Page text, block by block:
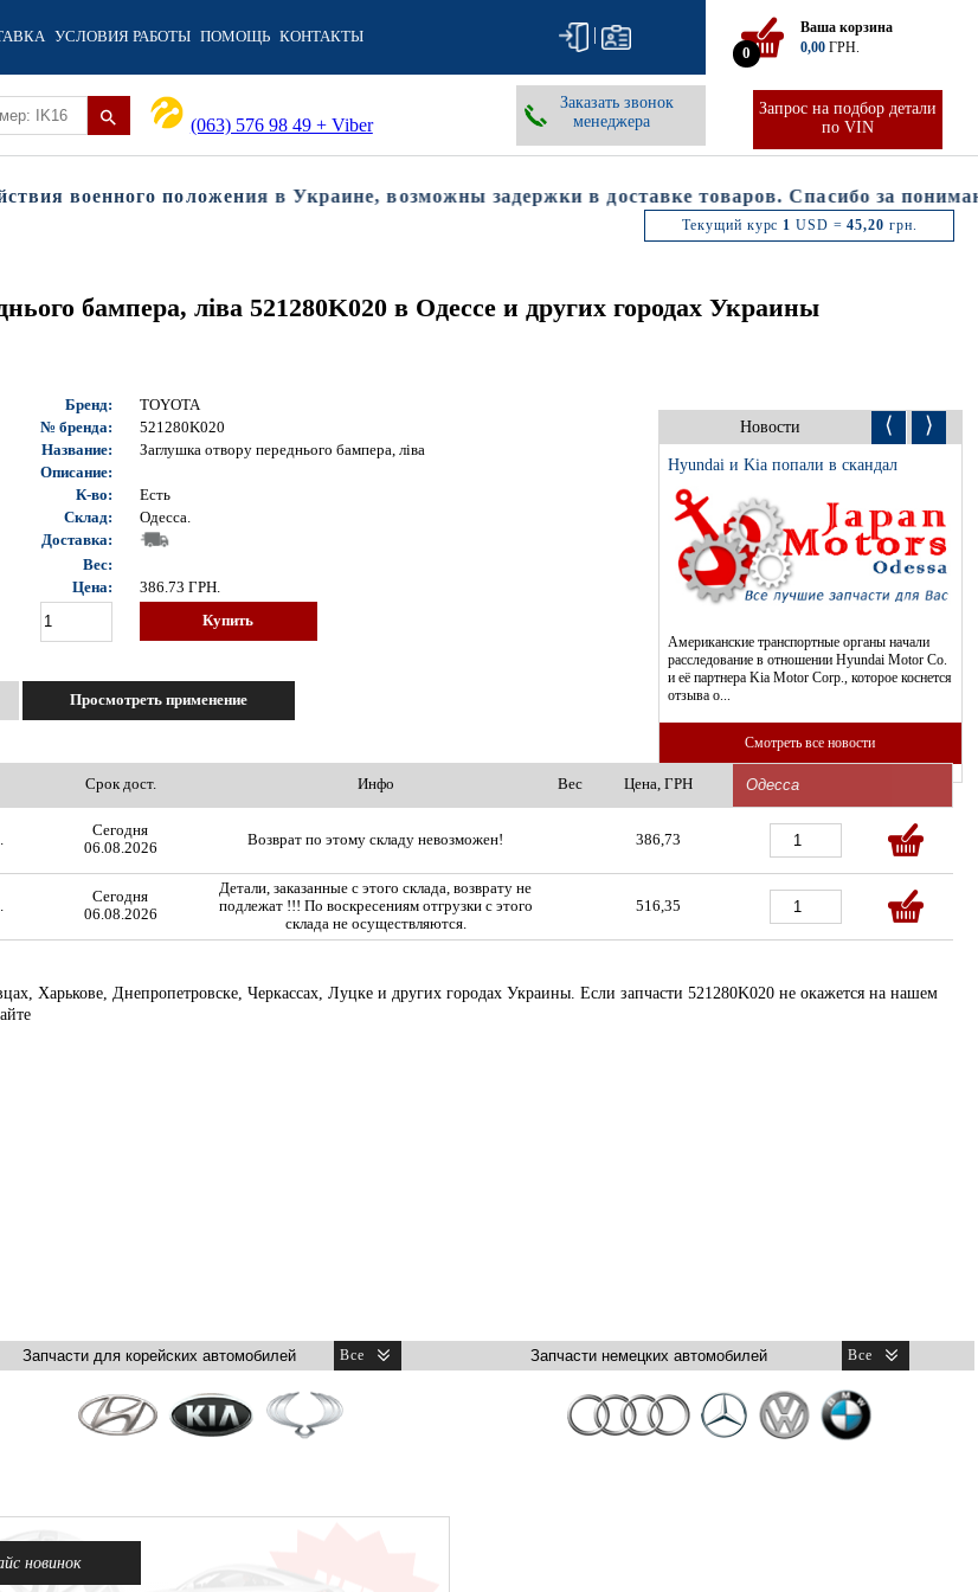
УСЛОВИЯ РАБОТЫ ПОМОЩЬ КОНТАКТЫ |
(063) 576 98 49 + Viber
Запрос на подбор детали
по VIN
Заказать звонок
менеджера
0
Ваша корзина
0,00 ГРН.
военного положения в Украине, возможны задержки в доставке товаров. Спасибо за
Текущий курс 1 USD =45,20 грн.
бампера, ліва 521280K020 в Одессе и других городах Украины
Бренд:
TOYOTA
№ бренда:
521280K020
Название:
Заглушка отвору переднього бампера, ліва
Описание:
К-во:
Есть
Склад:
Одесса.
Доставка:
Вес:
Цена:
386.73 ГРН.
Купить
Просмотреть применение
Новости ⟨ ⟩
Hyundai и Kia попали в скандал
Американские транспортные органы начали
расследование в отношении Hyundai Motor Co.
и её партнера Kia Motor Corp., которое коснется
отзыва о...
Смотреть все новости
Срок дост. Инфо Вес
Цена, ГРН
Сегодня
06.08.2026
Возврат по этому складу невозможен! 386,73
Сегодня
06.08.2026
Детали, заказанные с этого склада, возврату не
подлежат !!! По воскресениям отгрузки с этого
склада не осуществляются.
516,35
Харькове, Днепропетровске, Черкассах, Луцке и других городах Украины. Если запчасти 521280K020 не окажется на нашем
новинок